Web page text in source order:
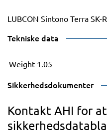
LUBCON Sintono Terra SK-
Tekniske data
Weight 1.05
Sikkerhedsdokumenter
Kontakt AHI for